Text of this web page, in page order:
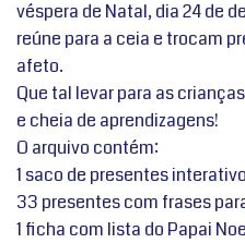
véspera de Natal, dia 24 de
reúne para a ceia e trocam
afeto.
Que tal levar para as
e cheia de aprendizagens!
O arquivo contém:
1 saco de presentes
33 presentes com frases
1 ficha com lista do Papai